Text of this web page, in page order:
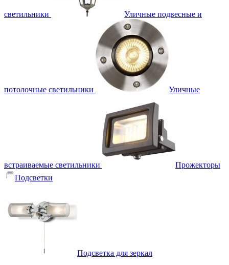
светильники Уличные подвесные и
потолочные светильники Уличные
встраиваемые светильники
Прожекторы
Подсветки
Подсветка для зеркал